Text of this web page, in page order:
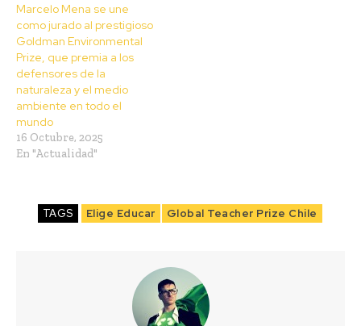
Marcelo Mena se une
como jurado al prestigioso
Goldman Environmental
Prize, que premia a los
defensores de la
naturaleza y el medio
ambiente en todo el
mundo
16 Octubre, 2025
En "Actualidad"
TAGS Elige Educar Global Teacher Prize Chile